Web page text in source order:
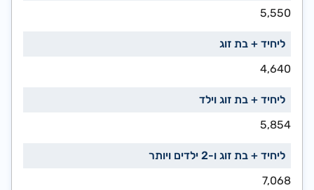
5,550
4,640
5,854
7,068